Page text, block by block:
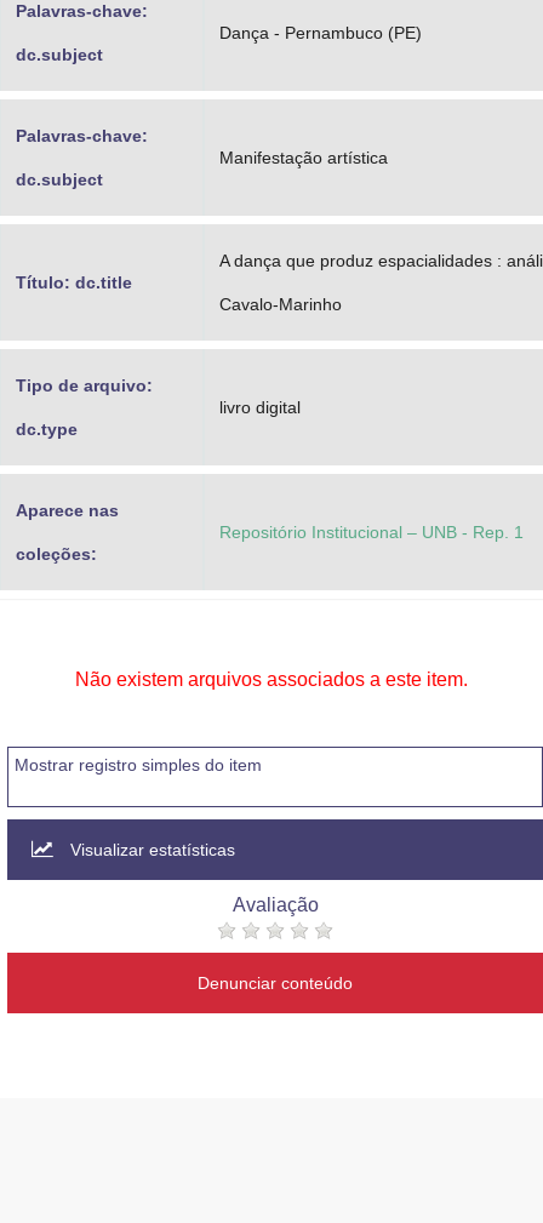
Palavras-chave:
dc.subject
Dança - Pernambuco (PE)
Palavras-chave:
dc.subject
Manifestação artística
Título: dc.title
A dança que produz espacialidades :
Cavalo-Marinho
Tipo de arquivo:
dc.type
livro digital
Aparece nas
coleções:
Repositório Institucional – UNB - Rep. 1
Não existem arquivos associados a este item.
Mostrar registro simples do item
Visualizar estatísticas
Avaliação
Denunciar conteúdo